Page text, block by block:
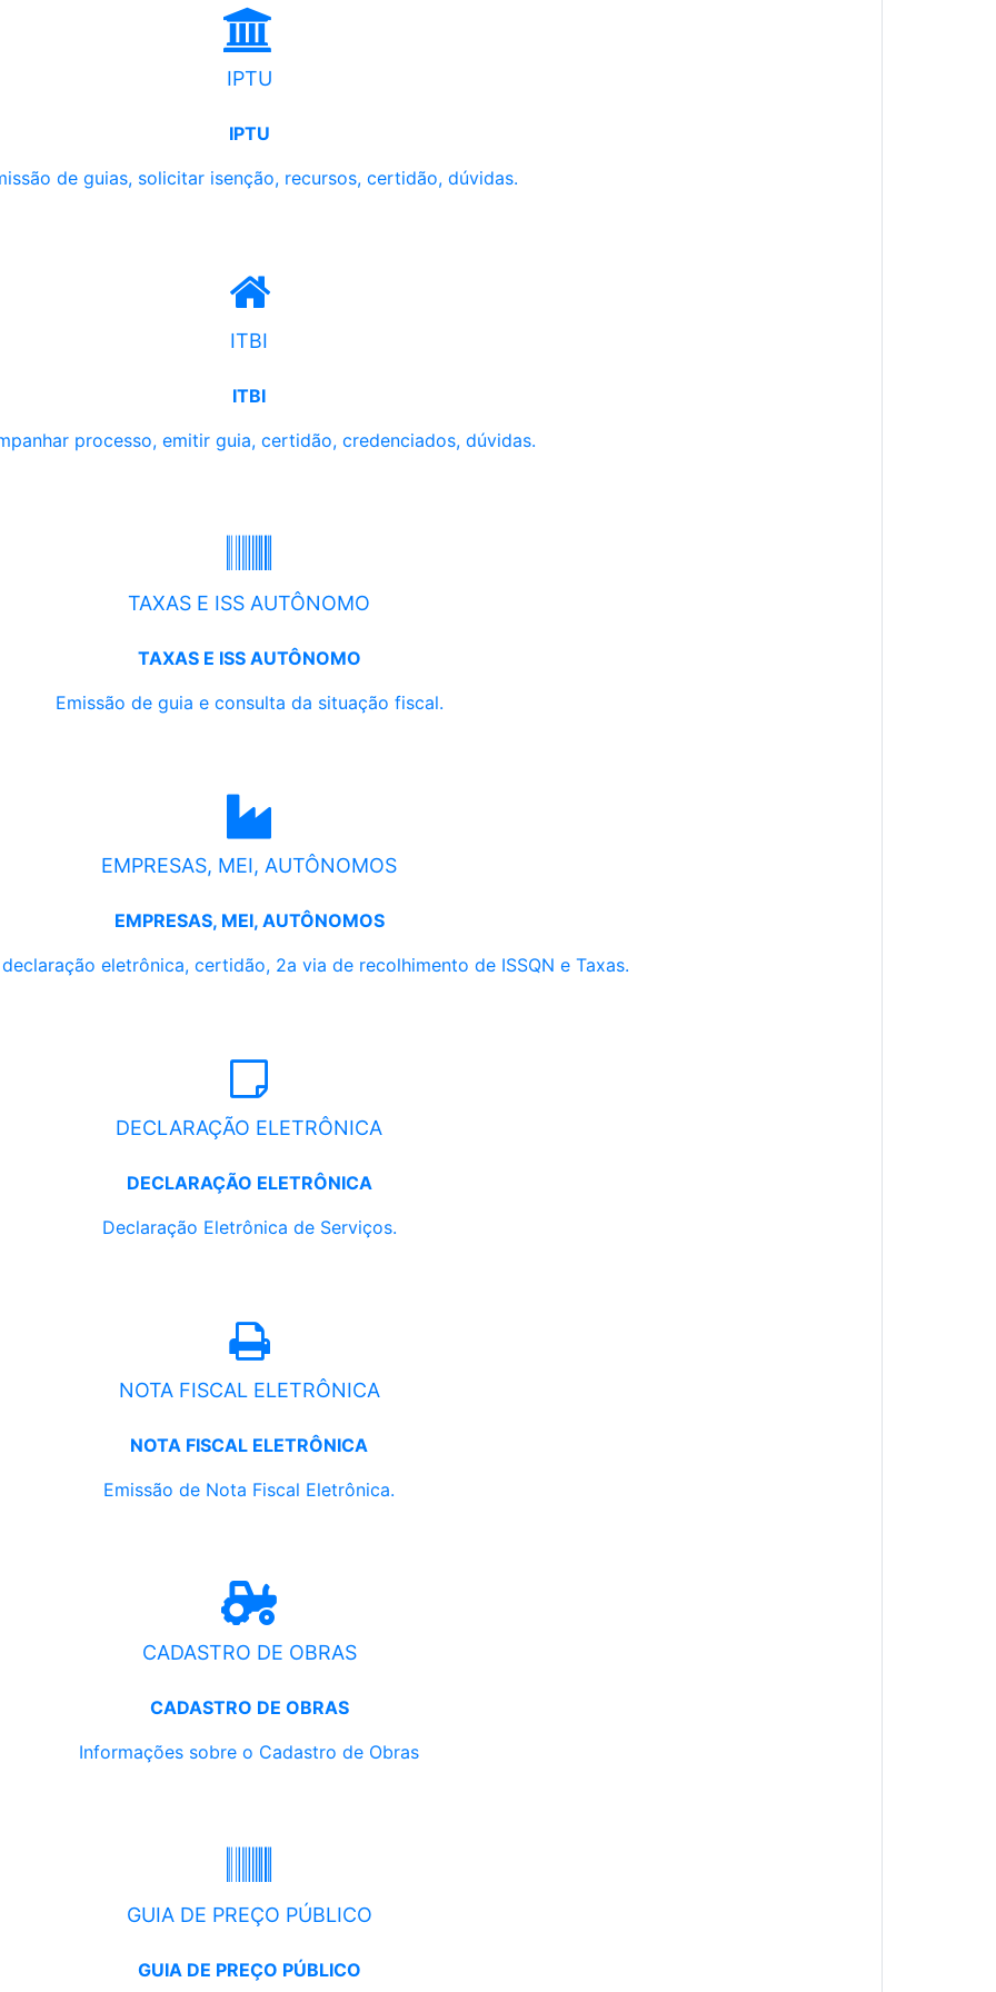
IPTU
IPTU
de guias, solicitar isenção, recursos, certidão, dúvidas.
ITBI
ITBI
processo, emitir guia, certidão, credenciados, dúvidas.
TAXAS E ISS AUTÔNOMO
TAXAS E ISS AUTÔNOMO
Emissão de guia e consulta da situação fiscal.
EMPRESAS, MEI, AUTÔNOMOS
EMPRESAS, MEI, AUTÔNOMOS
eletrônica, certidão, 2a via de recolhimento de ISSQN e Taxas.
DECLARAÇÃO ELETRÔNICA
DECLARAÇÃO ELETRÔNICA
Declaração Eletrônica de Serviços.
NOTA FISCAL ELETRÔNICA
NOTA FISCAL ELETRÔNICA
Emissão de Nota Fiscal Eletrônica.
CADASTRO DE OBRAS
CADASTRO DE OBRAS
Informações sobre o Cadastro de Obras
GUIA DE PREÇO PÚBLICO
GUIA DE PREÇO PÚBLICO